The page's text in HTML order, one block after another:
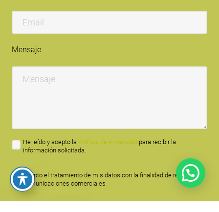
Mensaje
He leído y acepto la Política de Privacidad para recibir la
información solicitada.
Acepto el tratamiento de mis datos con la finalidad de recibir
comunicaciones comerciales